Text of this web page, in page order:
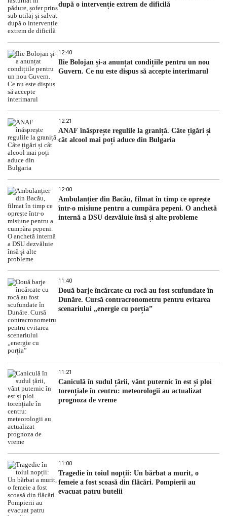
după o intervenție extrem de dificilă
12:40
Ilie Bolojan și-a anunțat condițiile pentru un nou
Guvern. Ce nu este dispus să accepte interimarul
12:21
ANAF înăsprește regulile la graniță. Câte țigări și
cât alcool mai poți aduce din Bulgaria
12:00
Ambulanțier din Bacău, filmat în timp ce oprește
într-o misiune pentru a cumpăra pepeni. O anchetă
internă a DSU dezvăluie însă și alte probleme
11:40
Două barje încărcate cu rocă au fost scufundate în
Dunăre. Cursă contracronometru pentru evitarea
scenariului „energie cu porția”
11:21
Caniculă în sudul țării, vânt puternic în est și ploi
torențiale în centru: meteorologii au actualizat
prognoza de vreme
11:00
Tragedie în toiul nopții: Un bărbat a murit, o
femeie a fost scoasă din flăcări. Pompierii au
evacuat patru butelii